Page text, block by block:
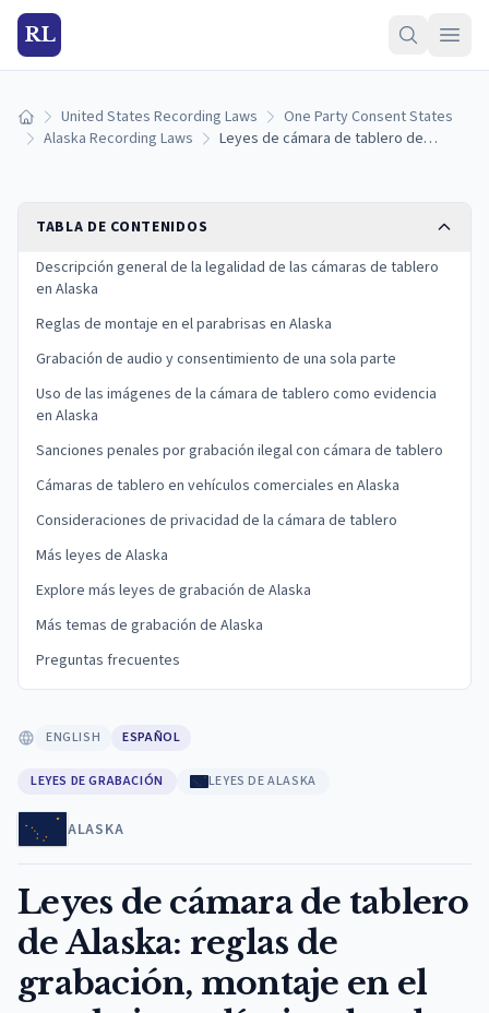
RL
Inicio United States Recording Laws
One Party Consent States
Alaska Recording Laws
Leyes de cámara de tablero de Alaska: reglas de grabación, montaje en el parabrisas y límites legales (2026)
TABLA DE CONTENIDOS
Descripción general de la legalidad de las cámaras de tablero
en Alaska
Reglas de montaje en el parabrisas en Alaska
Grabación de audio y consentimiento de una sola parte
Uso de las imágenes de la cámara de tablero como evidencia
en Alaska
Sanciones penales por grabación ilegal con cámara de tablero
Cámaras de tablero en vehículos comerciales en Alaska
Consideraciones de privacidad de la cámara de tablero
Más leyes de Alaska
Explore más leyes de grabación de Alaska
Más temas de grabación de Alaska
Preguntas frecuentes
ENGLISH ESPAÑOL
LEYES DE GRABACIÓN LEYES DE ALASKA
ALASKA
Leyes de cámara de tablero
de Alaska: reglas de
grabación, montaje en el